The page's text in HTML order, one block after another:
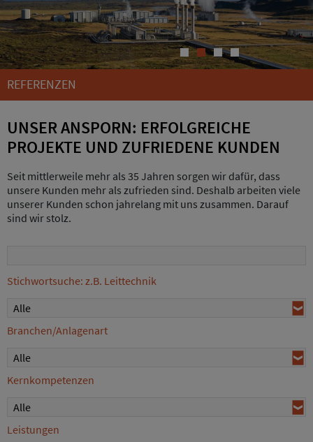
1 2 3 4
REFERENZEN
UNSER ANSPORN: ERFOLGREICHE
PROJEKTE UND ZUFRIEDENE KUNDEN
Seit mittlerweile mehr als 35 Jahren sorgen wir dafür, dass
unsere Kunden mehr als zufrieden sind. Deshalb arbeiten viele
unserer Kunden schon jahrelang mit uns zusammen. Darauf
sind wir stolz.
Stichwortsuche: z.B. Leittechnik
Alle
Branchen/Anlagenart
Alle
Kernkompetenzen
Alle
Leistungen